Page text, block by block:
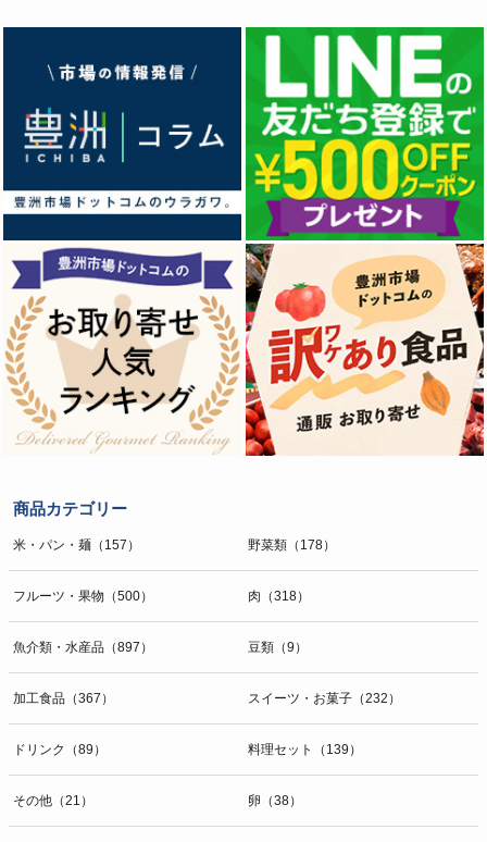
商品カテゴリー
米・パン・麺（157） 野菜類（178）
フルーツ・果物（500） 肉（318）
魚介類・水産品（897） 豆類（9）
加工食品（367） スイーツ・お菓子（232）
ドリンク（89） 料理セット（139）
その他（21） 卵（38）